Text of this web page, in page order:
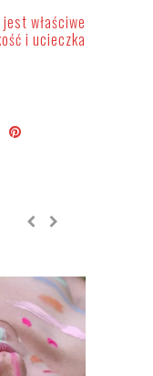
jest właściwe
i ucieczka